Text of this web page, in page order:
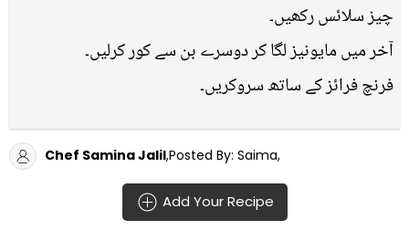
چیز سلائس رکھیں۔
آخر میں مایونیز لگا کر دوسرے بن سے کور کرلیں۔
فرنچ فرائز کے ساتھ سروکریں۔
Chef Samina Jalil,Posted By: Saima,
Add Your Recipe